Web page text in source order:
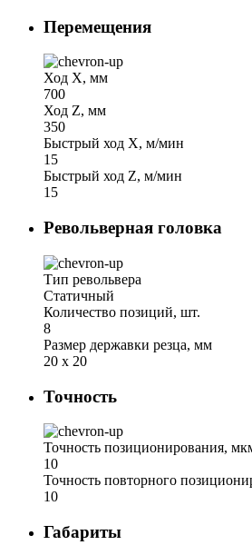
Перемещения
Ход Х, мм
700
Ход Z, мм
350
Быстрый ход X, м/мин
15
Быстрый ход Z, м/мин
15
Револьверная головка
Тип револьвера
Статичный
Количество позиций, шт.
8
Размер державки резца, мм
20 х 20
Точность
Точность позиционирования,
10
Точность повторного
10
Габариты